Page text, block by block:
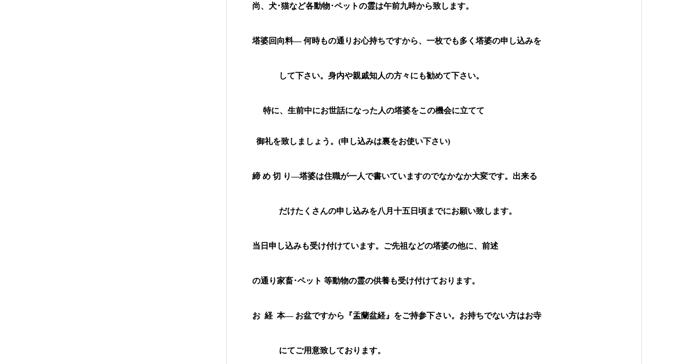
尚、犬･猫など各動物･ペットの霊は午前九時から致します。
塔婆回向料― 何時もの通りお心持ちですから、一枚でも多く塔婆の申し込みを
して下さい。身内や親戚知人の方々にも勧めて下さい。
特に、生前中にお世話になった人の塔婆をこの機会に立てて
御礼を致しましょう。(申し込みは裏をお使い下さい)
締 め 切 り―塔婆は住職が一人で書いていますのでなかなか大変です。出来る
だけたくさんの申し込みを八月十五日頃までにお願い致します。
当日申し込みも受け付けています。ご先祖などの塔婆の他に、前述
の通り家畜･ペット 等動物の霊の供養も受け付けております。
お 経 本― お盆ですから『盂蘭盆経』をご持参下さい。お持ちでない方はお寺
にてご用意致しております。